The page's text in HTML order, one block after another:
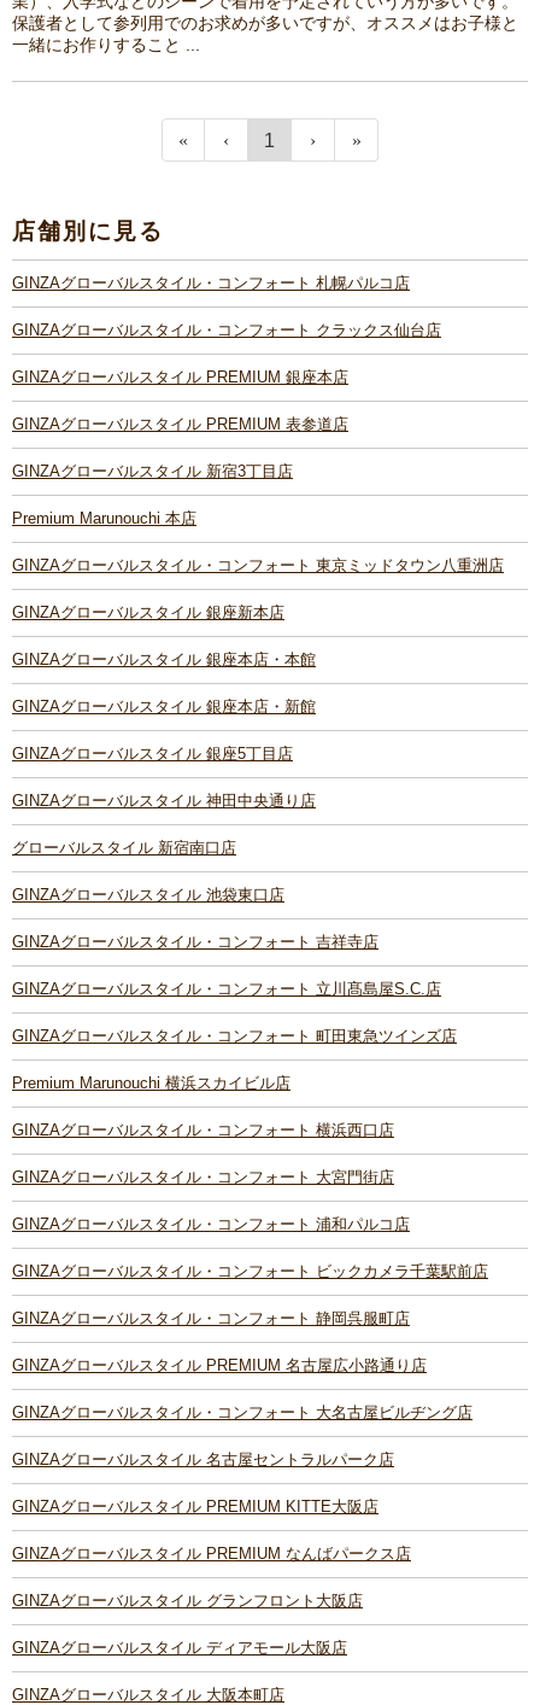
保護者として参列用でのお求めが多いですが、オススメはお子様と
一緒にお作りすること ...
1
店舗別に見る
GINZAグローバルスタイル・コンフォート 札幌パルコ店
GINZAグローバルスタイル・コンフォート クラックス仙台店
GINZAグローバルスタイル PREMIUM 銀座本店
GINZAグローバルスタイル PREMIUM 表参道店
GINZAグローバルスタイル 新宿3丁目店
Premium Marunouchi 本店
GINZAグローバルスタイル・コンフォート 東京ミッドタウン八重洲店
GINZAグローバルスタイル 銀座新本店
GINZAグローバルスタイル 銀座本店・本館
GINZAグローバルスタイル 銀座本店・新館
GINZAグローバルスタイル 銀座5丁目店
GINZAグローバルスタイル 神田中央通り店
グローバルスタイル 新宿南口店
GINZAグローバルスタイル 池袋東口店
GINZAグローバルスタイル・コンフォート 吉祥寺店
GINZAグローバルスタイル・コンフォート 立川髙島屋S.C.店
GINZAグローバルスタイル・コンフォート 町田東急ツインズ店
Premium Marunouchi 横浜スカイビル店
GINZAグローバルスタイル・コンフォート 横浜西口店
GINZAグローバルスタイル・コンフォート 大宮門街店
GINZAグローバルスタイル・コンフォート 浦和パルコ店
GINZAグローバルスタイル・コンフォート ビックカメラ千葉駅前店
GINZAグローバルスタイル・コンフォート 静岡呉服町店
GINZAグローバルスタイル PREMIUM 名古屋広小路通り店
GINZAグローバルスタイル・コンフォート 大名古屋ビルヂング店
GINZAグローバルスタイル 名古屋セントラルパーク店
GINZAグローバルスタイル PREMIUM KITTE大阪店
GINZAグローバルスタイル PREMIUM なんばパークス店
GINZAグローバルスタイル グランフロント大阪店
GINZAグローバルスタイル ディアモール大阪店
GINZAグローバルスタイル 大阪本町店